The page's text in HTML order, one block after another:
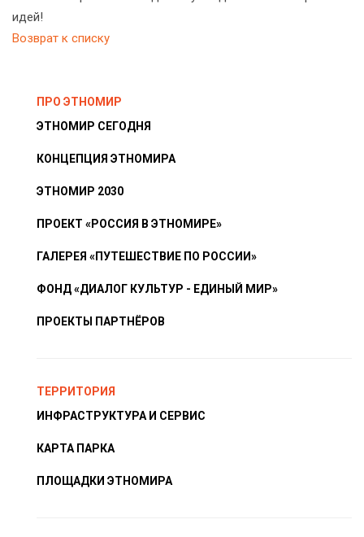
идей!
Возврат к списку
ПРО ЭТНОМИР
ЭТНОМИР СЕГОДНЯ
КОНЦЕПЦИЯ ЭТНОМИРА
ЭТНОМИР 2030
ПРОЕКТ «РОССИЯ В ЭТНОМИРЕ»
ГАЛЕРЕЯ «ПУТЕШЕСТВИЕ ПО РОССИИ»
ФОНД «ДИАЛОГ КУЛЬТУР - ЕДИНЫЙ МИР»
ПРОЕКТЫ ПАРТНЁРОВ
ТЕРРИТОРИЯ
ИНФРАСТРУКТУРА И СЕРВИС
КАРТА ПАРКА
ПЛОЩАДКИ ЭТНОМИРА